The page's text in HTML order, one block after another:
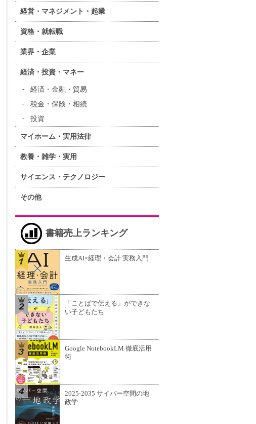
経営・マネジメント・起業
資格・就転職
業界・企業
経済・投資・マネー
経済・金融・貿易
税金・保険・相続
投資
マイホーム・実用法律
教養・雑学・実用
サイエンス・テクノロジー
その他
書籍売上ランキング
生成AI×経理・会計 実務入門
「ことばで伝える」ができな
い子どもたち
Google NotebookLM 徹底活用
術
2025-2035 サイバー空間の地
政学